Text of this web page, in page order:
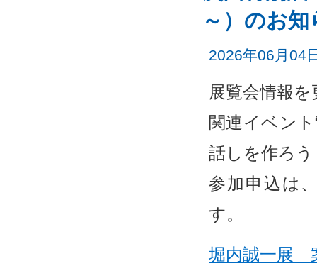
～）のお知
2026年06月04
展覧会情報
関連イベン
話しを作ろう
参加申込は
す。
堀内誠一展